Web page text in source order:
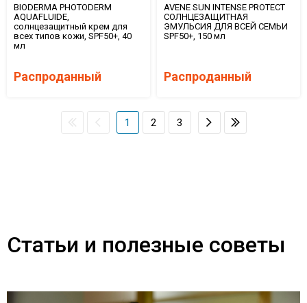
BIODERMA PHOTODERM
AQUAFLUIDE,
солнцезащитный крем для
всех типов кожи, SPF50+, 40
мл
Распроданный
AVENE SUN INTENSE PROTECT
СОЛНЦЕЗАЩИТНАЯ
ЭМУЛЬСИЯ ДЛЯ ВСЕЙ СЕМЬИ
SPF50+, 150 мл
Распроданный
1 2 3
Статьи и полезные советы